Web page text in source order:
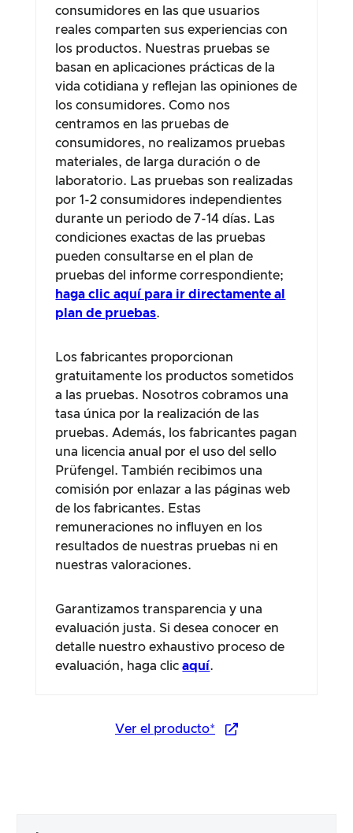
consumidores en las que usuarios
reales comparten sus experiencias con
los productos. Nuestras pruebas se
basan en aplicaciones prácticas de la
vida cotidiana y reflejan las opiniones de
los consumidores. Como nos
centramos en las pruebas de
consumidores, no realizamos pruebas
materiales, de larga duración o de
laboratorio. Las pruebas son realizadas
por 1-2 consumidores independientes
durante un periodo de 7-14 días. Las
condiciones exactas de las pruebas
pueden consultarse en el plan de
pruebas del informe correspondiente;
haga clic aquí para ir directamente al
plan de pruebas.
Los fabricantes proporcionan
gratuitamente los productos sometidos
a las pruebas. Nosotros cobramos una
tasa única por la realización de las
pruebas. Además, los fabricantes pagan
una licencia anual por el uso del sello
Prüfengel. También recibimos una
comisión por enlazar a las páginas web
de los fabricantes. Estas
remuneraciones no influyen en los
resultados de nuestras pruebas ni en
nuestras valoraciones.
Garantizamos transparencia y una
evaluación justa. Si desea conocer en
detalle nuestro exhaustivo proceso de
evaluación, haga clicaquí.
Ver el producto*